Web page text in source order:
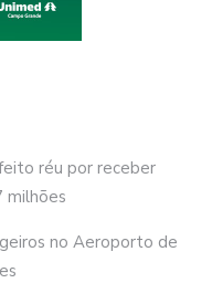
réu por receber
milhões
no Aeroporto de